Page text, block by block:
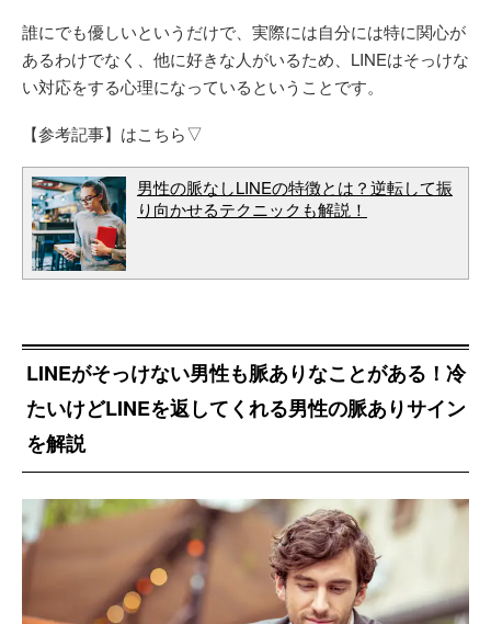
誰にでも優しいというだけで、実際には自分には特に関心が
あるわけでなく、他に好きな人がいるため、LINEはそっけな
い対応をする心理になっているということです。
【参考記事】はこちら▽
男性の脈なしLINEの特徴とは？逆転して振
り向かせるテクニックも解説！
LINEがそっけない男性も脈ありなことがある！冷
たいけどLINEを返してくれる男性の脈ありサイン
を解説